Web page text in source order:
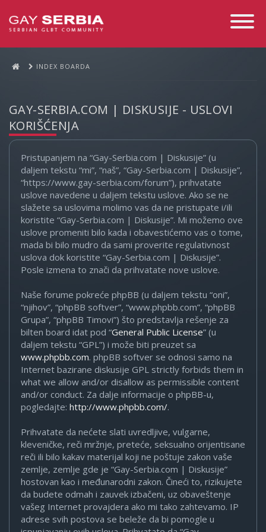
Toggle
INDEX BOARDA
GAY-SERBIA.COM | DISKUSIJE - USLOVI
KORIŠĆENJA
Pristupanjem na “Gay-Serbia.com | Diskusije” (u
daljem tekstu “mi”, “naš”, “Gay-Serbia.com | Diskusije”,
“https://www.gay-serbia.com/forum”), prihvatate
uslove navedene u daljem tekstu uslove. Ako se ne
slažete sa uslovima molimo vas da ne pristupate i/ili
koristite “Gay-Serbia.com | Diskusije”. Mi možemo ove
uslove promeniti bilo kada i obavestićemo vas o tome,
mada bi bilo mudro da sami proverite regulativnost
uslova dok koristite “Gay-Serbia.com | Diskusije”.
Posle izmena to znači da prihvatate nove uslove.
Naše forume pokreće phpBB (u daljem tekstu “oni”,
“njihov”, “phpBB softver”, “www.phpbb.com”, “phpBB
Grupa”, “phpBB Timovi”) što predstavlja rešenje za
bilten board idat pod “General Public License” (u
daljem tekstu “GPL”) i može biti preuzet sa
www.phpbb.com. phpBB softver se odnosi samo na
Internet bazirane diskusije GPL strictly forbids them in
what we allow and/or disallow as permissible content
and/or conduct. Za dalje informacije o phpBB-u,
pogledajte: http://www.phpbb.com/.
Prihvatate da nećete slati uvredljive, vulgarne,
kleveničke, reči mržnje, preteće, seksualno orijentisane
reči ili bilo kakav materijal koji ne poštuje zakon vaše
zemlje, zemlje gde je “Gay-Serbia.com | Diskusije”
hostovan kao i međunarodni zakon. Čineći to, rizikujete
da budete odmah i zauvek izbačeni, uz obaveštenje
vašeg Internet provajdera ako mi tako zahtevamo. IP
adrese svih postova se beleže da bi pomogle u